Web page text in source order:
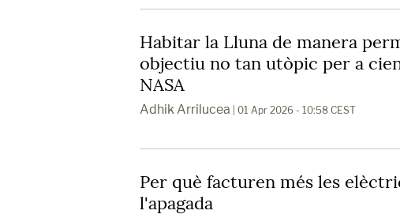
Habitar la Lluna de manera
objectiu no tan utòpic per a
NASA
Adhik Arrilucea | 01 Apr 2026 - 10:58 CEST
Per què facturen més les
l'apagada